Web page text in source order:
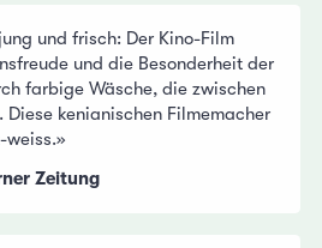
und frisch: Der Kino-Film
und die Besonderheit der
farbige Wäsche, die zwischen
kenianischen Filmemacher
weiss.»
Zeitung